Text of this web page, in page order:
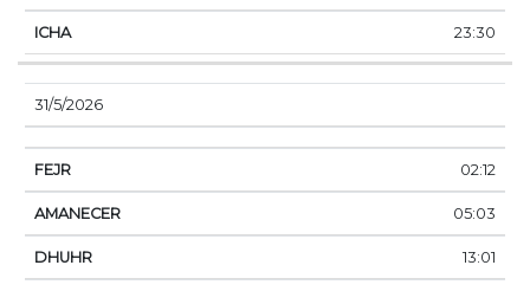
23:30
31/5/2026
02:12
05:03
13:01